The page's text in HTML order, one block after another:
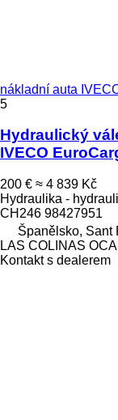
nákladní auta
5
Hydraulický
IVECO
200 € ≈ 4 839 Kč
Hydraulika -
CH246 98427951
Španělsko, Sant
LAS COLINAS
Kontakt s dealerem